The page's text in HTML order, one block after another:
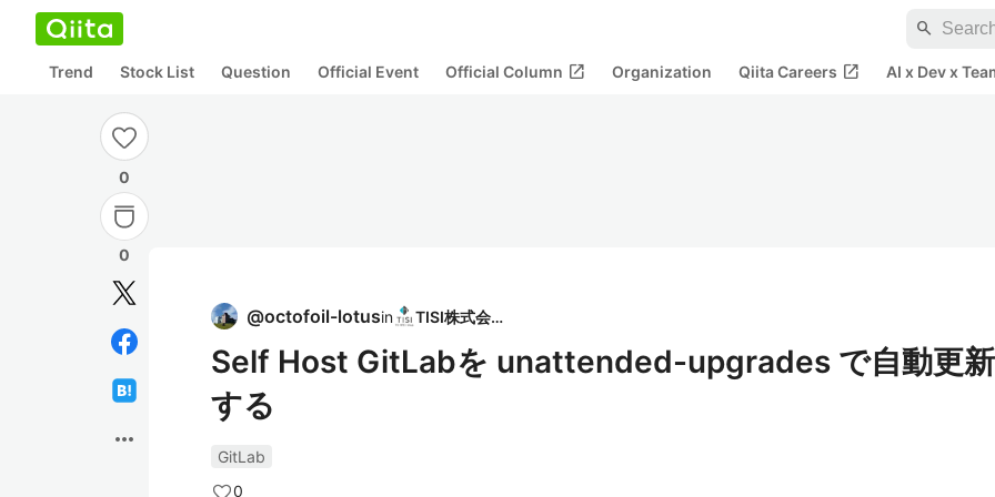
search
Trend Stock List Question Official Event Official Column open_in_new Organization Qiita Careers open_in_new AI x Dev x
0
0
more_horiz
@octofoil-lotusin TISI株式会社
Self Host GitLabを unattended-upgrades で自動更新
する
GitLab
0